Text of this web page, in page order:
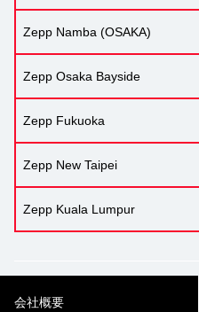
Zepp Namba (OSAKA)
Zepp Osaka Bayside
Zepp Fukuoka
Zepp New Taipei
Zepp Kuala Lumpur
会社概要